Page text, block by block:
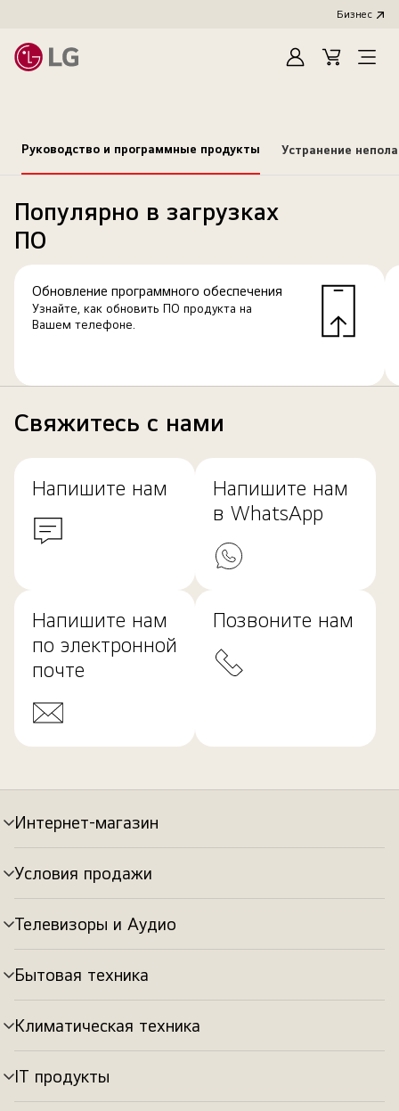
Бизнес
Cart
Open
Руководство и программные продукты Устранение
Популярно в загрузках
ПО
Обновление программного обеспечения
Узнайте, как обновить ПО продукта на
Вашем телефоне.
Свяжитесь с нами
Напишите нам
Напишите нам
в WhatsApp
Напишите нам
по электронной
почте
Позвоните нам
Интернет-магазин
Переключатель
меню
Условия продажи
Переключатель
меню
Телевизоры и Аудио
Переключатель
меню
Бытовая техника
Переключатель
меню
Климатическая техника
Переключатель
меню
IT продукты
Переключатель
меню